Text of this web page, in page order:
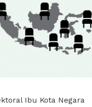
Ibu Kota Negara